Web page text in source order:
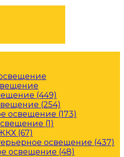
(449)
(254)
освещение (173)
(1)
(67)
освещение (437)
освещение (48)